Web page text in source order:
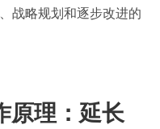
战略规划和逐步改进的
原理：延长